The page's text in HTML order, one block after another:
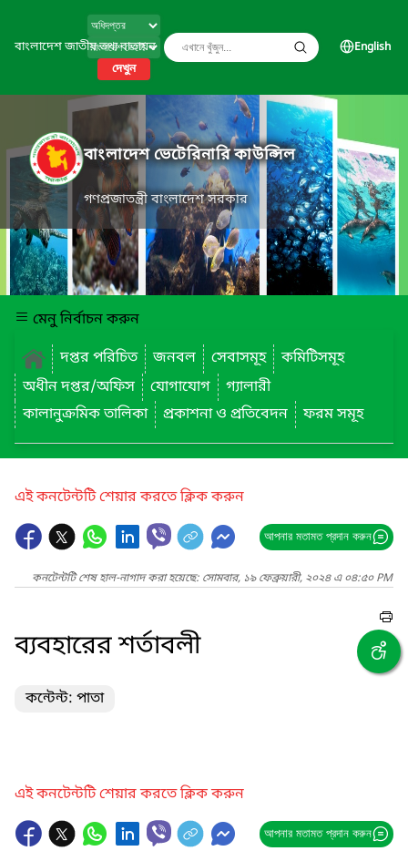
বাংলাদেশ জাতীয় তথ্য বাতায়ন
দেখুন
English
বাংলাদেশ ভেটেরিনারি কাউন্সিল
গণপ্রজাতন্ত্রী বাংলাদেশ সরকার
মেনু নির্বাচন করুন
দপ্তর পরিচিত
জনবল সেবাসমূহ
কমিটিসমূহ
অধীন দপ্তর/অফিস
যোগাযোগ
গ্যালারী
কালানুক্রমিক তালিকা
প্রকাশনা ও প্রতিবেদন ফরম সমূহ
এই কনটেন্টটি শেয়ার করতে ক্লিক করুন
আপনার মতামত প্রদান করুন
কনটেন্টটি শেষ হাল-নাগাদ করা হয়েছে: সোমবার, ১৯ ফেব্রুয়ারী, ২০২৪ এ ০৪:৫০ PM
ব্যবহারের শর্তাবলী
কন্টেন্ট: পাতা
এই কনটেন্টটি শেয়ার করতে ক্লিক করুন
আপনার মতামত প্রদান করুন